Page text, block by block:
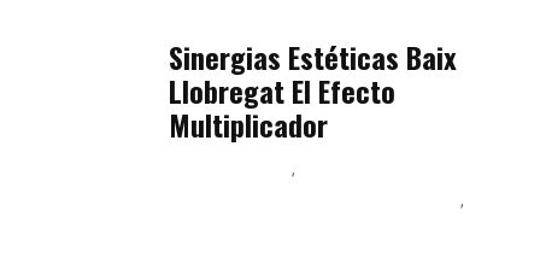
Sinergias Estéticas Baix
Llobregat El Efecto
Multiplicador